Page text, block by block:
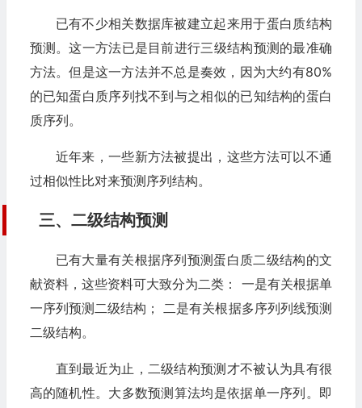
已有不少相关数据库被建立起来用于蛋白质结构
预测。这一方法已是目前进行三级结构预测的最准确
方法。但是这一方法并不总是奏效，因为大约有80%
的已知蛋白质序列找不到与之相似的已知结构的蛋白
质序列。
近年来，一些新方法被提出，这些方法可以不通
过相似性比对来预测序列结构。
三、二级结构预测
已有大量有关根据序列预测蛋白质二级结构的文
献资料，这些资料可大致分为二类： 一是有关根据单
一序列预测二级结构； 二是有关根据多序列列线预测
二级结构。
直到最近为止，二级结构预测才不被认为具有很
高的随机性。大多数预测算法均是依据单一序列。即